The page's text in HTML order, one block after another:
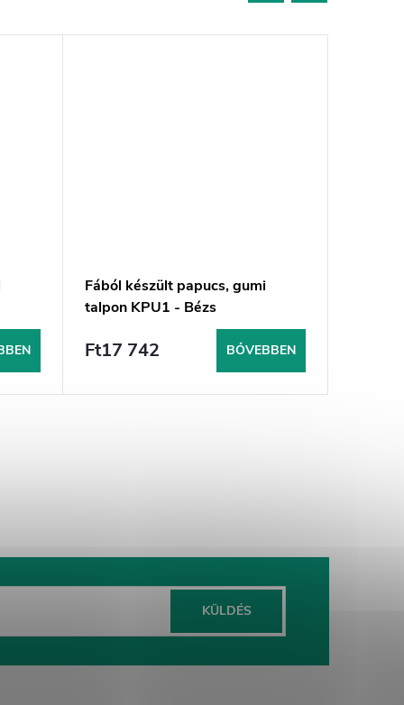
Fából készült papucs, gumi
talpon KPU1 - Bézs
Ft17 742 BŐVEBBEN
KÜLDÉS